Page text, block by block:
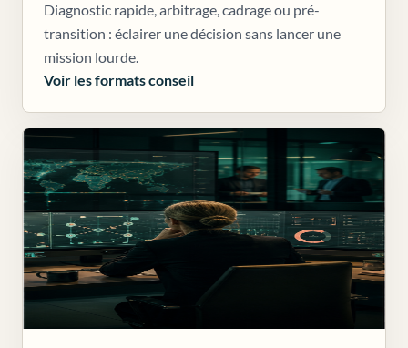
Diagnostic rapide, arbitrage, cadrage ou pré-
transition : éclairer une décision sans lancer une
mission lourde.
Voir les formats conseil